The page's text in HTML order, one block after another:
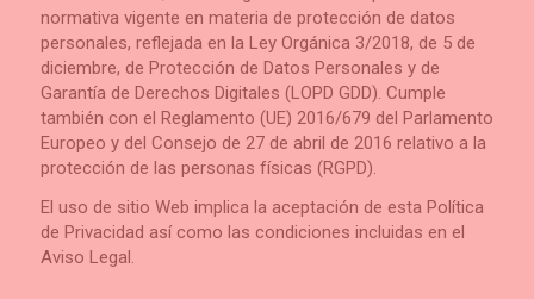
normativa vigente en materia de protección de datos
personales, reflejada en la Ley Orgánica 3/2018, de 5 de
diciembre, de Protección de Datos Personales y de
Garantía de Derechos Digitales (LOPD GDD). Cumple
también con el Reglamento (UE) 2016/679 del Parlamento
Europeo y del Consejo de 27 de abril de 2016 relativo a la
protección de las personas físicas (RGPD).
El uso de sitio Web implica la aceptación de esta Política
de Privacidad así como las condiciones incluidas en el
Aviso Legal.